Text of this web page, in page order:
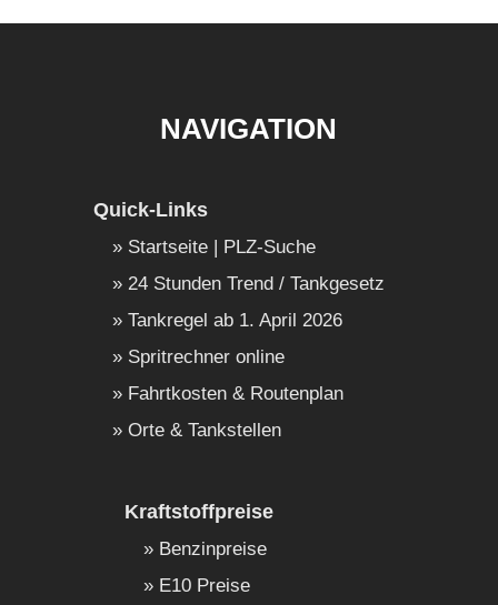
NAVIGATION
Quick-Links
Startseite | PLZ-Suche
24 Stunden Trend / Tankgesetz
Tankregel ab 1. April 2026
Spritrechner online
Fahrtkosten & Routenplan
Orte & Tankstellen
Kraftstoffpreise
Benzinpreise
E10 Preise